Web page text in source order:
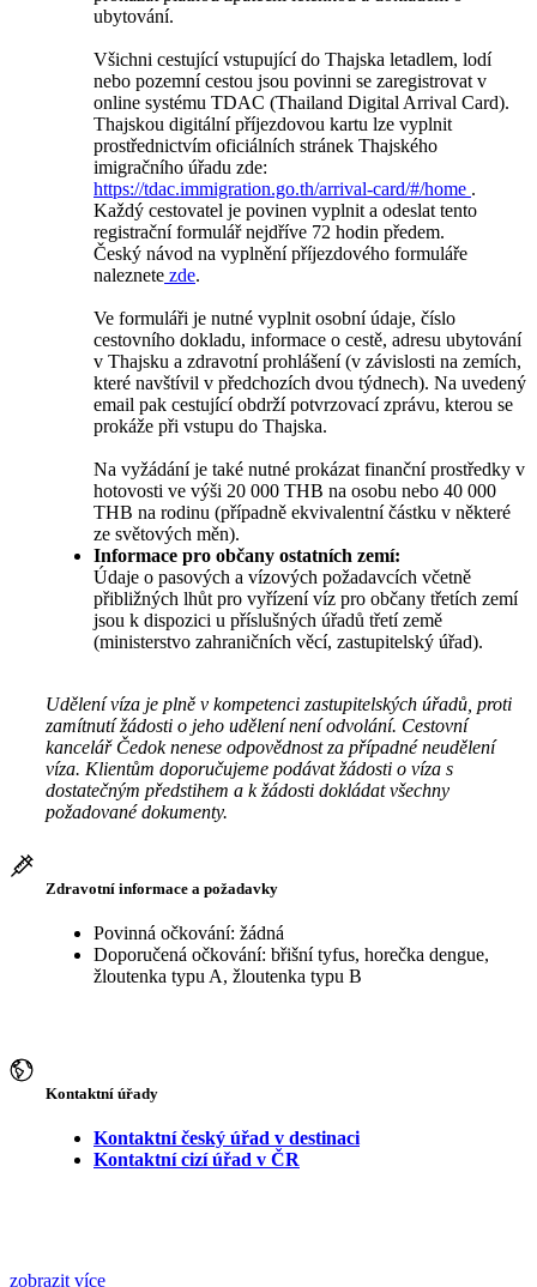
ubytování.
Všichni cestující vstupující do Thajska letadlem, lodí
nebo pozemní cestou jsou povinni se zaregistrovat v
online systému TDAC (Thailand Digital Arrival Card).
Thajskou digitální příjezdovou kartu lze vyplnit
prostřednictvím oficiálních stránek Thajského
imigračního úřadu zde:
https://tdac.immigration.go.th/arrival-card/#/home .
Každý cestovatel je povinen vyplnit a odeslat tento
registrační formulář nejdříve 72 hodin předem.
Český návod na vyplnění příjezdového formuláře
naleznete zde.
Ve formuláři je nutné vyplnit osobní údaje, číslo
cestovního dokladu, informace o cestě, adresu ubytování
v Thajsku a zdravotní prohlášení (v závislosti na zemích,
které navštívil v předchozích dvou týdnech). Na uvedený
email pak cestující obdrží potvrzovací zprávu, kterou se
prokáže při vstupu do Thajska.
Na vyžádání je také nutné prokázat finanční prostředky v
hotovosti ve výši 20 000 THB na osobu nebo 40 000
THB na rodinu (případně ekvivalentní částku v některé
ze světových měn).
Informace pro občany ostatních zemí:
Údaje o pasových a vízových požadavcích včetně
přibližných lhůt pro vyřízení víz pro občany třetích zemí
jsou k dispozici u příslušných úřadů třetí země
(ministerstvo zahraničních věcí, zastupitelský úřad).
Udělení víza je plně v kompetenci zastupitelských úřadů, proti
zamítnutí žádosti o jeho udělení není odvolání. Cestovní
kancelář Čedok nenese odpovědnost za případné neudělení
víza. Klientům doporučujeme podávat žádosti o víza s
dostatečným předstihem a k žádosti dokládat všechny
požadované dokumenty.
Zdravotní informace a požadavky
Povinná očkování: žádná
Doporučená očkování: břišní tyfus, horečka dengue,
žloutenka typu A, žloutenka typu B
Kontaktní úřady
Kontaktní český úřad v destinaci
Kontaktní cizí úřad v ČR
zobrazit více